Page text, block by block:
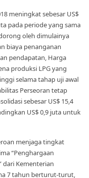
meningkat sebesar US$
pada periode yang sama
oleh dimulainya
biaya penanganan
pendapatan, Harga
produksi LPG yang
selama tahap uji awal
Perseoran tetap
sebesar US$ 15,4
US$ 0,9 juta untuk
menjaga tingkat
“Penghargaan
dari Kementerian
7 tahun berturut-turut,